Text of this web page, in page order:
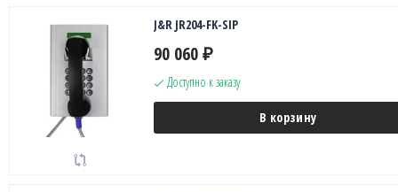
J&R JR204-FK-SIP
90 060 ₽
Доступно к заказу
В корзину